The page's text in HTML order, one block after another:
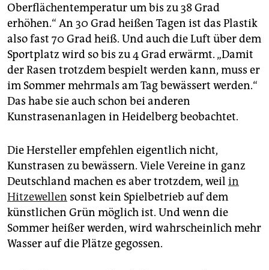
Oberflächentemperatur um bis zu 38 Grad
erhöhen.“ An 30 Grad heißen Tagen ist das Plastik
also fast 70 Grad heiß. Und auch die Luft über dem
Sportplatz wird so bis zu 4 Grad erwärmt. „Damit
der Rasen trotzdem bespielt werden kann, muss er
im Sommer mehrmals am Tag bewässert werden.“
Das habe sie auch schon bei anderen
Kunstrasenanlagen in Heidelberg beobachtet.
Die Hersteller empfehlen eigentlich nicht,
Kunstrasen zu bewässern. Viele Vereine in ganz
Deutschland machen es aber trotzdem, weil in
Hitzewellen sonst kein Spielbetrieb auf dem
künstlichen Grün möglich ist. Und wenn die
Sommer heißer werden, wird wahrscheinlich mehr
Wasser auf die Plätze gegossen.